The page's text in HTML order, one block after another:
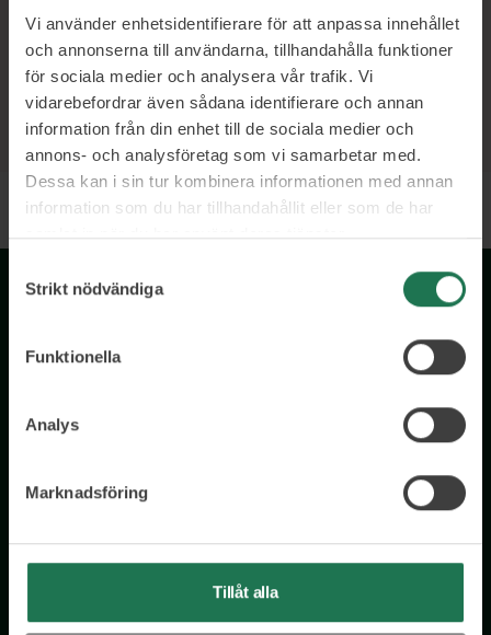
Vi använder enhetsidentifierare för att anpassa innehållet
och annonserna till användarna, tillhandahålla funktioner
för sociala medier och analysera vår trafik. Vi
vidarebefordrar även sådana identifierare och annan
information från din enhet till de sociala medier och
annons- och analysföretag som vi samarbetar med.
Dessa kan i sin tur kombinera informationen med annan
information som du har tillhandahållit eller som de har
samlat in när du har använt deras tjänster.
Strikt nödvändiga
Funktionella
Analys
Marknadsföring
Tillåt alla
Kontakta oss